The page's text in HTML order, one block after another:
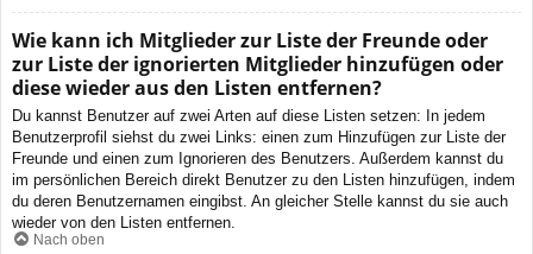
Wie kann ich Mitglieder zur Liste der Freunde oder
zur Liste der ignorierten Mitglieder hinzufügen oder
diese wieder aus den Listen entfernen?
Du kannst Benutzer auf zwei Arten auf diese Listen setzen: In jedem
Benutzerprofil siehst du zwei Links: einen zum Hinzufügen zur Liste der
Freunde und einen zum Ignorieren des Benutzers. Außerdem kannst du
im persönlichen Bereich direkt Benutzer zu den Listen hinzufügen, indem
du deren Benutzernamen eingibst. An gleicher Stelle kannst du sie auch
wieder von den Listen entfernen.
Nach oben